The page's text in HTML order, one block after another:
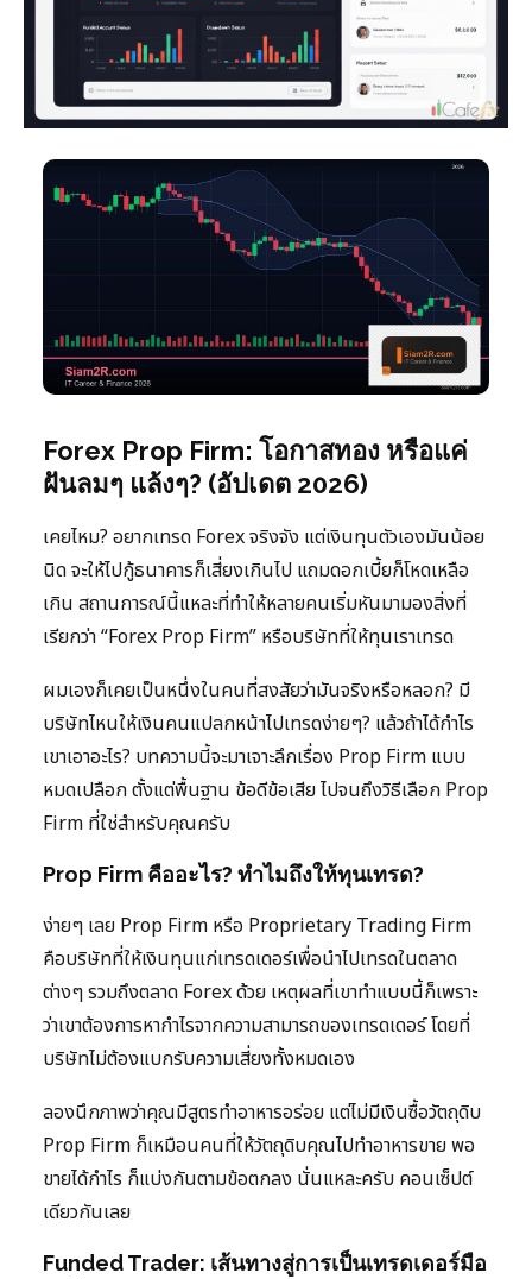
Forex Prop Firm: โอกาสทอง หรือแค่
ฝันลมๆ แล้งๆ? (อัปเดต 2026)
เคยไหม? อยากเทรด Forex จริงจัง แต่เงินทุนตัวเองมันน้อย
นิด จะให้ไปกู้ธนาคารก็เสี่ยงเกินไป แถมดอกเบี้ยก็โหดเหลือ
เกิน สถานการณ์นี้แหละที่ทำให้หลายคนเริ่มหันมามองสิ่งที่
เรียกว่า “Forex Prop Firm” หรือบริษัทที่ให้ทุนเราเทรด
ผมเองก็เคยเป็นหนึ่งในคนที่สงสัยว่ามันจริงหรือหลอก? มี
บริษัทไหนให้เงินคนแปลกหน้าไปเทรดง่ายๆ? แล้วถ้าได้กำไร
เขาเอาอะไร? บทความนี้จะมาเจาะลึกเรื่อง Prop Firm แบบ
หมดเปลือก ตั้งแต่พื้นฐาน ข้อดีข้อเสีย ไปจนถึงวิธีเลือก Prop
Firm ที่ใช่สำหรับคุณครับ
Prop Firm คืออะไร? ทำไมถึงให้ทุนเทรด?
ง่ายๆ เลย Prop Firm หรือ Proprietary Trading Firm
คือบริษัทที่ให้เงินทุนแก่เทรดเดอร์เพื่อนำไปเทรดในตลาด
ต่างๆ รวมถึงตลาด Forex ด้วย เหตุผลที่เขาทำแบบนี้ก็เพราะ
ว่าเขาต้องการหากำไรจากความสามารถของเทรดเดอร์ โดยที่
บริษัทไม่ต้องแบกรับความเสี่ยงทั้งหมดเอง
ลองนึกภาพว่าคุณมีสูตรทำอาหารอร่อย แต่ไม่มีเงินซื้อวัตถุดิบ
Prop Firm ก็เหมือนคนที่ให้วัตถุดิบคุณไปทำอาหารขาย พอ
ขายได้กำไร ก็แบ่งกันตามข้อตกลง นั่นแหละครับ คอนเซ็ปต์
เดียวกันเลย
Funded Trader: เส้นทางสู่การเป็นเทรดเดอร์มือ